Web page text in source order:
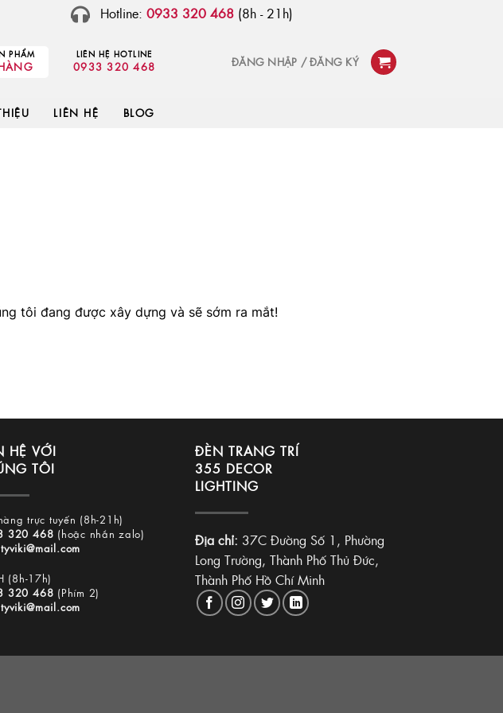
Hotline:0933 320 468 (8h - 21h)
PHẨM LIÊN HỆ HOTLINE
0933 320 468 ĐĂNG NHẬP / ĐĂNG KÝ
LIÊN HỆ BLOG
tôi đang được xây dựng và sẽ sớm ra mắt!
HỆ VỚI
TÔI
trực tuyến (8h-21h)
320 468 (hoặc nhắn zalo)
(8h-17h)
320 468 (Phím 2)
ĐÈN TRANG TRÍ
355 DECOR
LIGHTING
Địa chỉ: 37C Đường Số 1, Phường
Long Trường, Thành Phố Thủ Đức,
Thành Phố Hồ Chí Minh